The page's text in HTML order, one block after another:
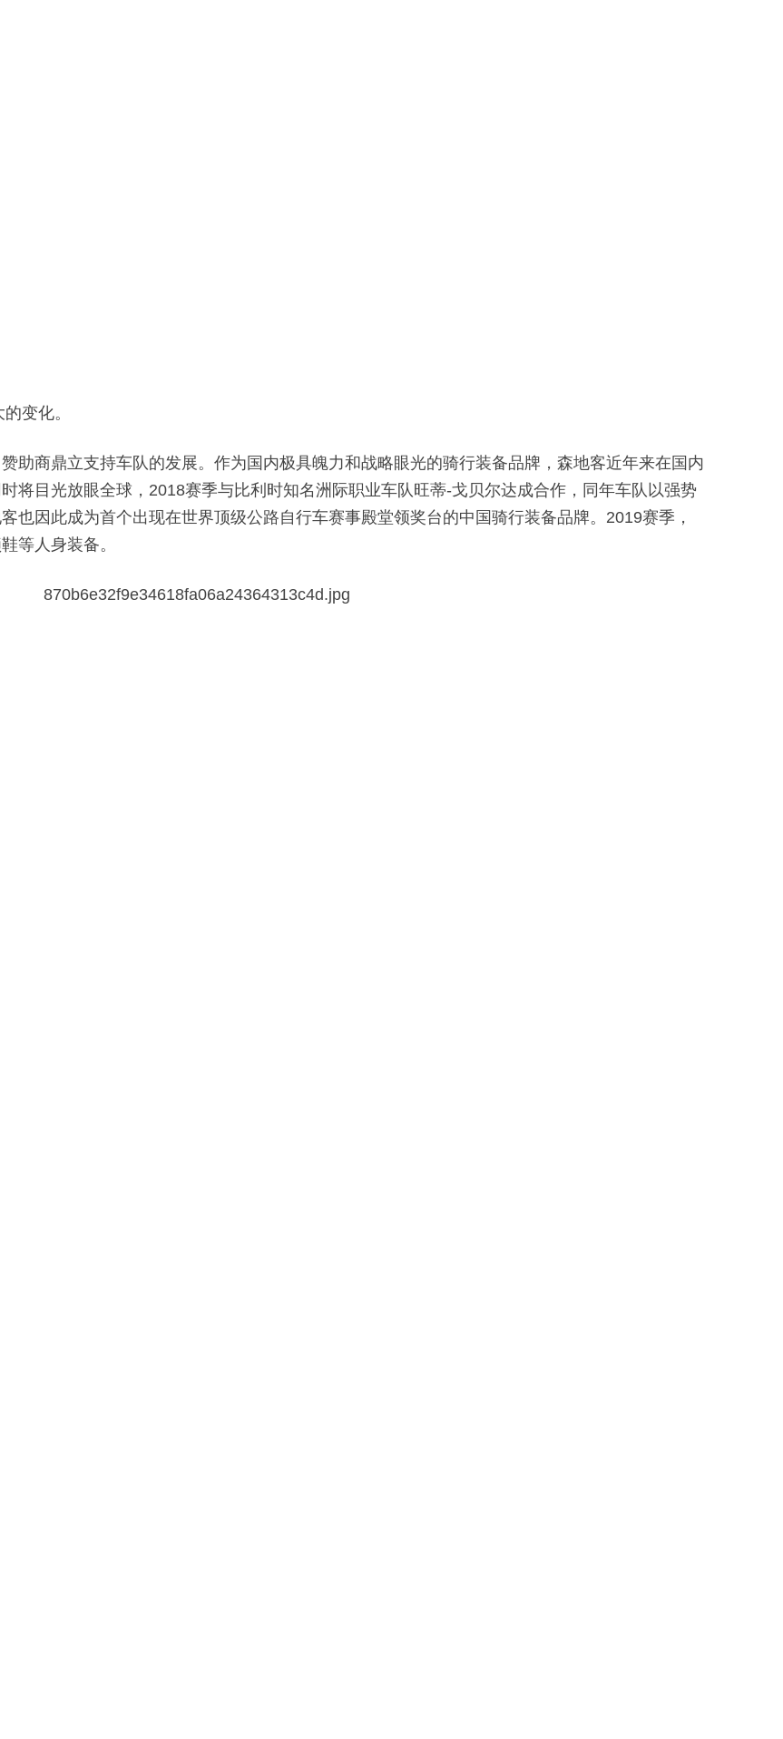
变化。
助商鼎立支持车队的发展。作为国内极具魄力和战略眼光的骑行装备品牌，森地客近年来在国内
将目光放眼全球，2018赛季与比利时知名洲际职业车队旺蒂-戈贝尔达成合作，同年车队以强势
也因此成为首个出现在世界顶级公路自行车赛事殿堂领奖台的中国骑行装备品牌。2019赛季，
等人身装备。